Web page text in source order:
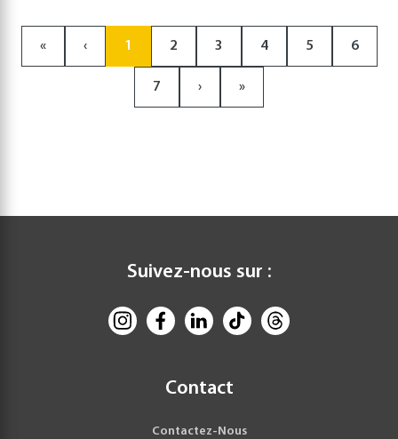
« ‹ 1 2 3 4 5 6
7 › »
Suivez-nous sur :
Contact
Contactez-Nous